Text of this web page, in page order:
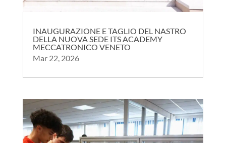
INAUGURAZIONE E TAGLIO DEL NASTRO
DELLA NUOVA SEDE ITS ACADEMY
MECCATRONICO VENETO
Mar 22, 2026